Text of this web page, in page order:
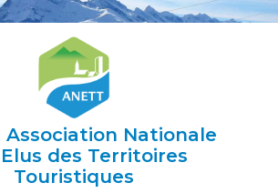
Association Nationale
des Territoires
Touristiques